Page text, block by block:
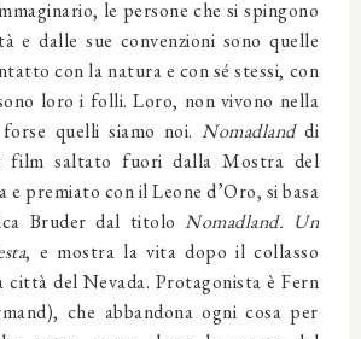
le persone che si spingono
e dalle sue convenzioni sono quelle
con la natura e con sé stessi, con
loro i folli. Loro, non vivono nella
quelli siamo noi. Nomadlanddi
film saltato fuori dalla Mostra del
e premiato con il Leone d’Oro, si basa
Bruder dal titolo Nomadland. Un
, e mostra la vita dopo il collasso
città del Nevada. Protagonista è Fern
che abbandona ogni cosa per